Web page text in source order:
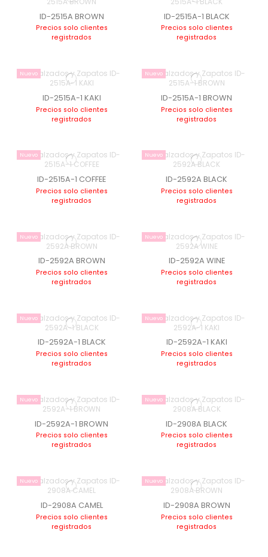
ID-2515A BROWN
Precios solo clientes
registrados
ID-2515A-1 BLACK
Precios solo clientes
registrados
Nuevo
ID-2515A-1 KAKI
Precios solo clientes
registrados
Nuevo
ID-2515A-1 BROWN
Precios solo clientes
registrados
Nuevo
ID-2515A-1 COFFEE
Precios solo clientes
registrados
Nuevo
ID-2592A BLACK
Precios solo clientes
registrados
Nuevo
ID-2592A BROWN
Precios solo clientes
registrados
Nuevo
ID-2592A WINE
Precios solo clientes
registrados
Nuevo
ID-2592A-1 BLACK
Precios solo clientes
registrados
Nuevo
ID-2592A-1 KAKI
Precios solo clientes
registrados
Nuevo
ID-2592A-1 BROWN
Precios solo clientes
registrados
Nuevo
ID-2908A BLACK
Precios solo clientes
registrados
Nuevo
ID-2908A CAMEL
Precios solo clientes
registrados
Nuevo
ID-2908A BROWN
Precios solo clientes
registrados